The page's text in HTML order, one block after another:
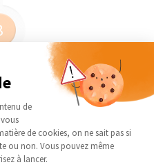
GRATUITS
et sans engagement les devis
pour votre projet
du
de
de cookies, on ne sait pas si
ou non. Vous pouvez même
à lancer.